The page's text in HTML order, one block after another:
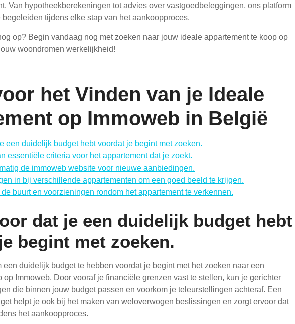
Van hypotheekberekeningen tot advies over vastgoedbeleggingen, ons platform
begeleiden tijdens elke stap van het aankoopproces.
op? Begin vandaag nog met zoeken naar jouw ideale appartement te koop op
woondromen werkelijkheid!
het Vinden van je Ideale
op Immoweb in België
een duidelijk budget hebt voordat je begint met zoeken.
essentiële criteria voor het appartement dat je zoekt.
de immoweb website voor nieuwe aanbiedingen.
in bij verschillende appartementen om een goed beeld te krijgen.
buurt en voorzieningen rondom het appartement te verkennen.
dat je een duidelijk budget hebt
begint met zoeken.
een duidelijk budget te hebben voordat je begint met het zoeken naar een
op Immoweb. Door vooraf je financiële grenzen vast te stellen, kun je gerichter
die binnen jouw budget passen en voorkom je teleurstellingen achteraf. Een
helpt je ook bij het maken van weloverwogen beslissingen en zorgt ervoor dat
het aankoopproces.